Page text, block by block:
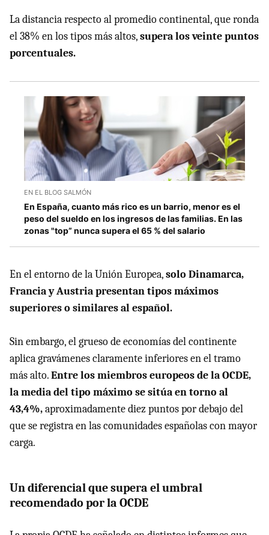
La distancia respecto al promedio continental, que ronda
el 38% en los tipos más altos,supera los veinte puntos
porcentuales.
EN EL BLOG SALMÓN
En España, cuanto más rico es un barrio, menor es el
peso del sueldo en los ingresos de las familias. En las
zonas "top” nunca supera el 65 % del salario
En el entorno de la Unión Europea,solo Dinamarca,
Francia y Austria presentan tipos máximos
superiores o similares al español.
Sin embargo, el grueso de economías del continente
aplica gravámenes claramente inferiores en el tramo
más alto.Entre los miembros europeos de la OCDE,
la media del tipo máximo se sitúa en torno al
43,4%,aproximadamente diez puntos por debajo del
que se registra en las comunidades españolas con mayor
carga.
Un diferencial que supera el umbral
recomendado por la OCDE